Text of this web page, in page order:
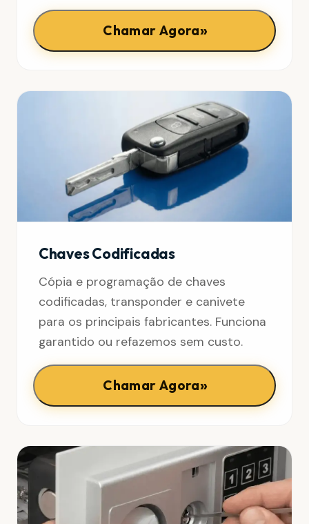
Chamar Agora»
Chaves Codificadas
Cópia e programação de chaves
codificadas, transponder e canivete
para os principais fabricantes. Funciona
garantido ou refazemos sem custo.
Chamar Agora»